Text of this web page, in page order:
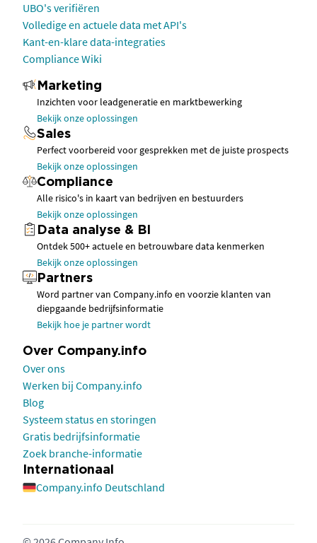
UBO's verifiëren
Volledige en actuele data met API's
Kant-en-klare data-integraties
Compliance Wiki
Marketing
Inzichten voor leadgeneratie en marktbewerking
Bekijk onze oplossingen
Sales
Perfect voorbereid voor gesprekken met de juiste prospects
Bekijk onze oplossingen
Compliance
Alle risico's in kaart van bedrijven en bestuurders
Bekijk onze oplossingen
Data analyse & BI
Ontdek 500+ actuele en betrouwbare data kenmerken
Bekijk onze oplossingen
Partners
Word partner van Company.info en voorzie klanten van
diepgaande bedrijfsinformatie
Bekijk hoe je partner wordt
Over Company.info
Over ons
Werken bij Company.info
Blog
Systeem status en storingen
Gratis bedrijfsinformatie
Zoek branche-informatie
Internationaal
Company.info Deutschland